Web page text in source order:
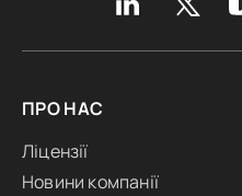
ПРО НАС
Ліцензії
Новини компанії